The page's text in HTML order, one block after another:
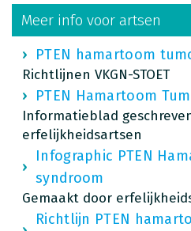
Meer info voor artsen
PTEN hamartoom
Richtlijnen VKGN-STOET
PTEN Hamartoom
Informatieblad
erfelijkheidsartsen
Infographic PTEN
syndroom
Gemaakt door
Richtlijn PTEN